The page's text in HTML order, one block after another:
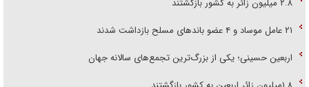
۲۱ عامل موساد و ۴ عضو باند‌های مسلح بازداشت شدند
اربعین حسینی؛ یکی از بزرگ‌ترین تجمع‌های سالانه جهان